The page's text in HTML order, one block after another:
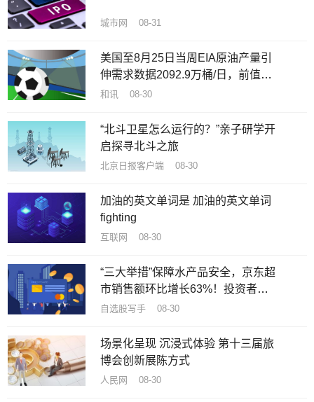
城市网 08-31
美国至8月25日当周EIA原油产量引
伸需求数据2092.9万桶/日，前值
2060.9万桶/日
和讯 08-30
“北斗卫星怎么运行的？”亲子研学开
启探寻北斗之旅
北京日报客户端 08-30
加油的英文单词是 加油的英文单词
fighting
互联网 08-30
“三大举措”保障水产品安全，京东超
市销售额环比增长63%！投资者关
注原料安全可控|产业链情报站
自选股写手 08-30
场景化呈现 沉浸式体验 第十三届旅
博会创新展陈方式
人民网 08-30